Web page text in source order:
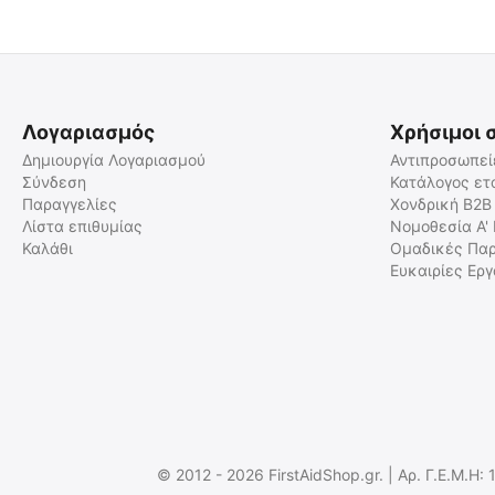
ΙΜΑΝΤΑΣ ΚΕΦΑΛΗΣ ΓΙΑ
ΦΑΚΟΥΣ NITECORE NU43
9110101324
ΙΜΑΝΤΑΣ ΚΕΦΑΛΗΣ ΓΙΑ
ΦΑΚΟΥΣ NITECORE NU17
Άμεσα διαθέσιμο
Λογαριασμός
Δημιουργία Λογαριασμού
Σύνδεση
Παραγγελίες
Λίστα επιθυμίας
Καλάθι
Χρήσιμοι
Κατάλογος
Χονδρική B2B
Νομοθεσία Α'
Ομαδικές
Ευκαιρίες
© 2012 - 2026 FirstAidShop.gr. | Αρ. Γ.Ε.Μ.Η: